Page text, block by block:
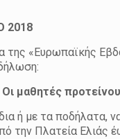
2018
«Ευρωπαϊκής
μαθητές
ή με τα
την Πλατεία Ελιάς